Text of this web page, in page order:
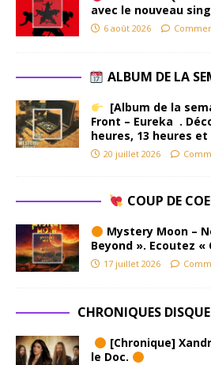
avec le nouveau
6 août 2026
ALBUM DE LA
[Album de la
Front – Eureka .
heures, 13 heures et
20 juillet 2026
COUP DE
Mystery Moon –
Beyond ». Ecoutez
17 juillet 2026
CHRONIQUES
[Chronique]
le Doc.